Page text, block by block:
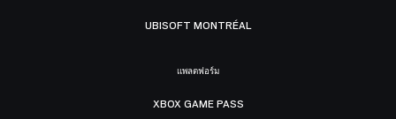
UBISOFT MONTRÉAL
แพลตฟอร์ม
XBOX GAME PASS